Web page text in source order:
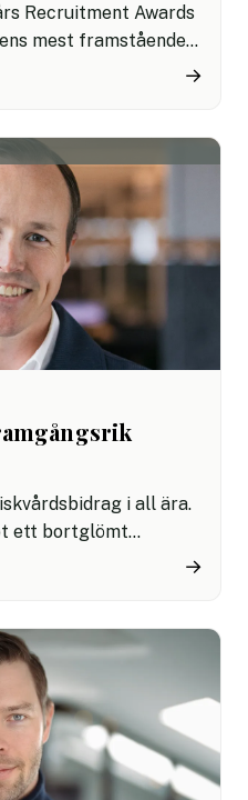
Recruitment Awards
mest framstående
Grundaren Dejan
Awards
för hela
→
i all ära.
ett bortglömt
→